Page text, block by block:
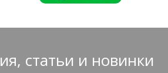
статьи и новинки